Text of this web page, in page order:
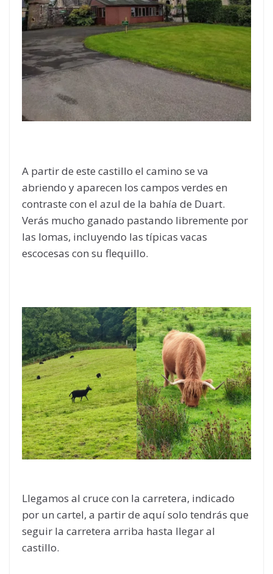
A partir de este castillo el camino se va
abriendo y aparecen los campos verdes en
contraste con el azul de la bahía de Duart.
Verás mucho ganado pastando libremente por
las lomas, incluyendo las típicas vacas
escocesas con su flequillo.
Llegamos al cruce con la carretera, indicado
por un cartel, a partir de aquí solo tendrás que
seguir la carretera arriba hasta llegar al
castillo.